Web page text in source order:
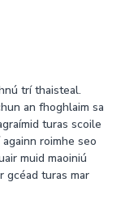
trí thaisteal.
an fhoghlaim sa
turas scoile
roimhe seo
muid maoiniú
gcéad turas mar